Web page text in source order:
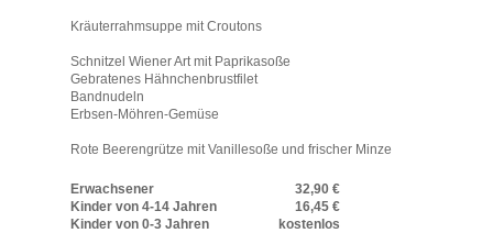
Kräuterrahmsuppe mit Croutons
Schnitzel Wiener Art mit Paprikasoße
Gebratenes Hähnchenbrustfilet
Bandnudeln
Erbsen-Möhren-Gemüse
Rote Beerengrütze mit Vanillesoße und frischer Minze
Erwachsener
32,90 €
Kinder von 4-14 Jahren
16,45 €
Kinder von 0-3 Jahren
kostenlos